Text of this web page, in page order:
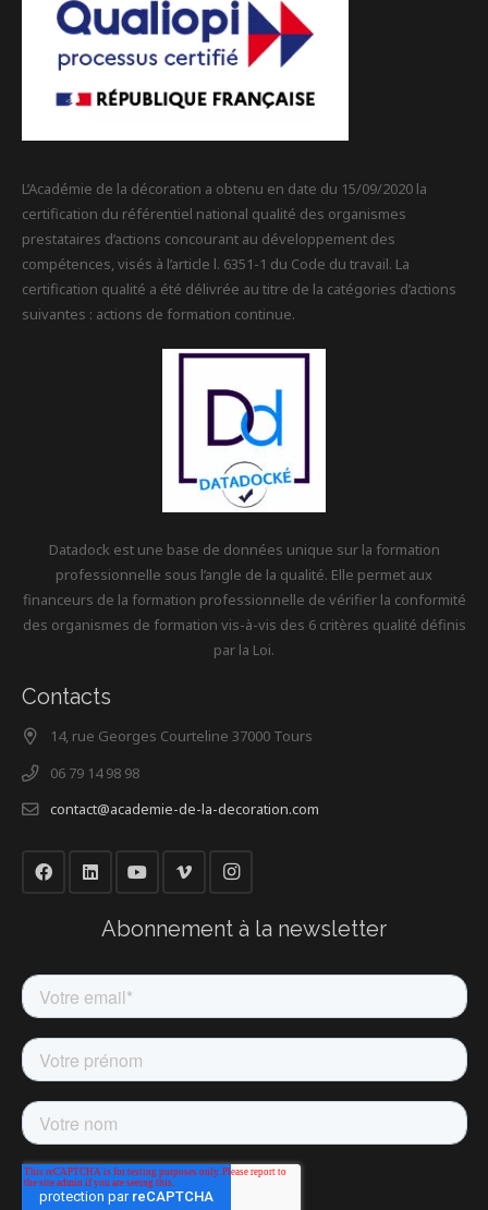
L’Académie de la décoration a obtenu en date du 15/09/2020 la
certification du référentiel national qualité des organismes
prestataires d’actions concourant au développement des
compétences, visés à l’article l. 6351-1 du Code du travail. La
certification qualité a été délivrée au titre de la catégories d’actions
suivantes : actions de formation continue.
Datadock est une base de données unique sur la formation
professionnelle sous l’angle de la qualité. Elle permet aux
financeurs de la formation professionnelle de vérifier la conformité
des organismes de formation vis-à-vis des 6 critères qualité définis
par la Loi.
Contacts
14, rue Georges Courteline 37000 Tours
06 79 14 98 98
contact@academie-de-la-decoration.com
Abonnement à la newsletter